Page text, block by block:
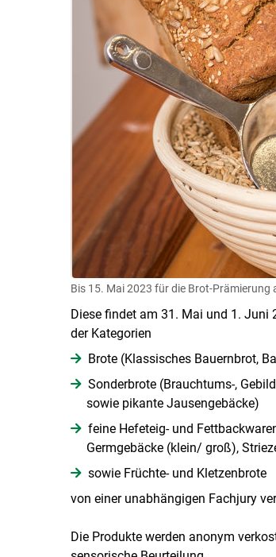
Bis 15. Mai 2023 für die Brot-Prämierung
Diese findet am 31. Mai und 1. Juni
der Kategorien
Brote (Klassisches Bauernbrot,
Sonderbrote (Brauchtums-,
sowie pikante Jausengebäcke)
feine Hefeteig- und
Germgebäcke (klein/ groß),
sowie Früchte- und Kletzenbrote
von einer unabhängigen Fachjury
Die Produkte werden anonym